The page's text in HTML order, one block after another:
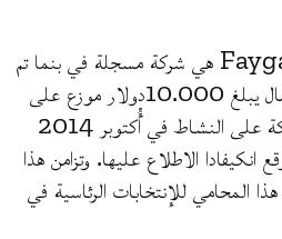
“فيقات كور” Faygate Corp هي شركة مسجلة في بنما تم
إنشاؤها سنة 2006 برأس مال يبلغ 10.000دولار موزع على
100 سهم. وقد توقفت الشركة على النشاط في أُكتوبر 2014
الاطلاع عليها. وتزامن هذا
المحامي للإنتخابات الرئاسية في